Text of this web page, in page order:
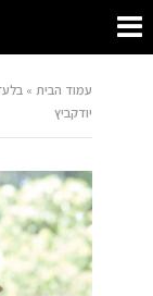
עמוד הבית »
יודקביץ